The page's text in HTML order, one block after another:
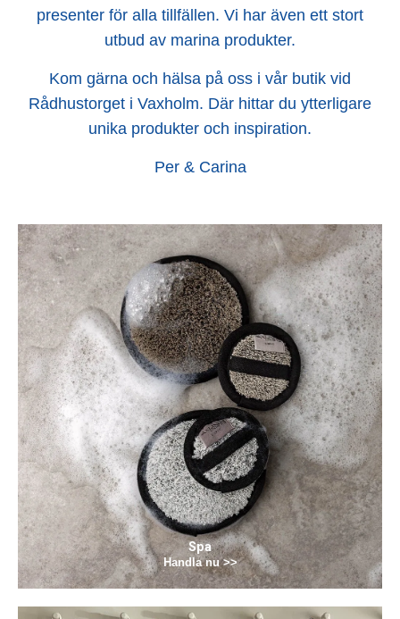
presenter för alla tillfällen. Vi har även ett stort
utbud av marina produkter.
Kom gärna och hälsa på oss i vår butik vid
Rådhustorget i Vaxholm. Där hittar du ytterligare
unika produkter och inspiration.
Per & Carina
Spa
Handla nu >>